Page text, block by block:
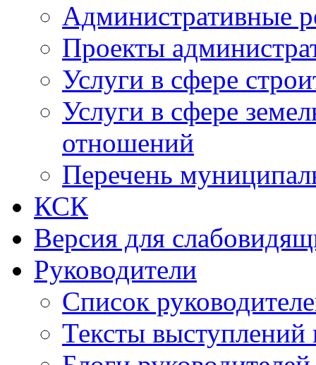
Административные
Проекты
Услуги в сфере
Услуги в сфере
отношений
Перечень
КСК
Версия для
Руководители
Список
Тексты выступлений